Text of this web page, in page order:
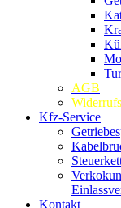
AGB
Kfz-Service
Kontakt